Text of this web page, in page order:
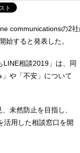
communicationsの2
始すると発表した。
LINE相談2019」は、同
や「不安」について
未然防止を目指し、
活用した相談窓口を開